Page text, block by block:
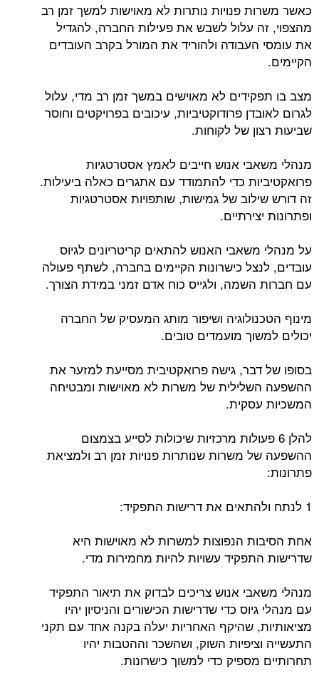
כאשר משרות פנויות נותרות לא מאוישות למשך זמן רב
מהצפוי, זה עלול לשבש את פעילות החברה, להגדיל
את עומסי העבודה ולהוריד את המורל בקרב העובדים
הקיימים.
מצב בו תפקידים לא מאוישים במשך זמן רב מדי, עלול
לגרום לאובדן פרודוקטיביות, עיכובים בפרויקטים וחוסר
שביעות רצון של לקוחות.
מנהלי משאבי אנוש חייבים לאמץ אסטרטגיות
פרואקטיביות כדי להתמודד עם אתגרים כאלה ביעילות.
זה דורש שילוב של גמישות, שותפויות אסטרטגיות
ופתרונות יצירתיים.
על מנהלי משאבי האנוש להתאים קריטריונים לגיוס
עובדים, לנצל כישרונות הקיימים בחברה, לשתף פעולה
עם חברות השמה, ולגייס כוח אדם זמני במידת הצורך.
מינוף הטכנולוגיה ושיפור מותג המעסיק של החברה
יכולים למשוך מועמדים טובים.
בסופו של דבר, גישה פרואקטיבית מסייעת למזער את
ההשפעה השלילית של משרות לא מאוישות ומבטיחה
המשכיות עסקית.
להלן 6 פעולות מרכזיות שיכולות לסייע בצמצום
ההשפעה של משרות שנותרות פנויות זמן רב ולמציאת
פתרונות:
1 לנתח ולהתאים את דרישות התפקיד:
אחת הסיבות הנפוצות למשרות לא מאוישות היא
שדרישות התפקיד עשויות להיות מחמירות מדי.
מנהלי משאבי אנוש צריכים לבדוק את תיאור התפקיד
עם מנהלי גיוס כדי שדרישות הכישורים והניסיון יהיו
מציאותיות, שהיקף האחריות יעלה בקנה אחד עם תקני
התעשייה וציפיות השוק, ושהשכר וההטבות יהיו
תחרותיים מספיק כדי למשוך כישרונות.